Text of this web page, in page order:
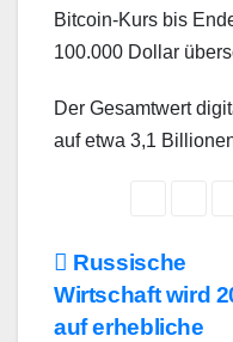
Bitcoin-Kurs bis
100.000 Dollar
Der Gesamtwert
auf etwa 3,1
Russische
Wirtschaft wird
auf erhebliche